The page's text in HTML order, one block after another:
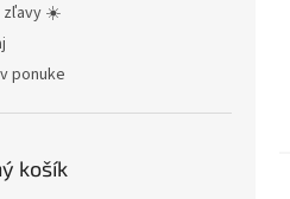
zľavy ☀️
ponuke
košík